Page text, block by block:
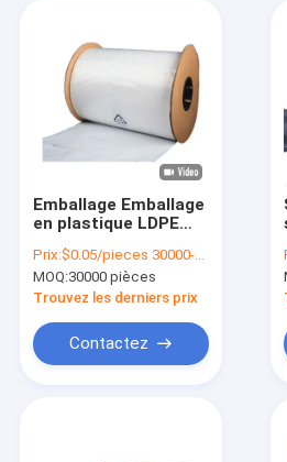
Emballage Emballage
en plastique LDPE
de voiture sur
rouleau
Prix:$0.05/pieces 30000-299999 pieces
MOQ:30000 pièces
Trouvez les derniers prix
Contactez